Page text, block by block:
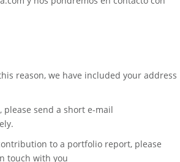
reason, we have included your address
send a short e-mail
to a portfolio report, please
touch with you